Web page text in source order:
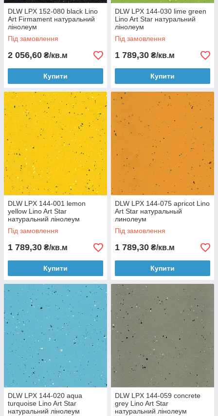
DLW LPX 152-080 black Lino
Art Firmament натуральний
лінолеум
Під замовлення
2 056,60 ₴/кв.м
Купити
DLW LPX 144-030 lime green
Lino Art Star натуральний
лінолеум
Під замовлення
1 789,30 ₴/кв.м
Купити
DLW LPX 144-001 lemon
yellow Lino Art Star
натуральний лінолеум
Під замовлення
1 789,30 ₴/кв.м
Купити
DLW LPX 144-075 apricot Lino
Art Star натуральный
линолеум
Під замовлення
1 789,30 ₴/кв.м
Купити
DLW LPX 144-020 aqua
turquoise Lino Art Star
натуральний лінолеум
DLW LPX 144-059 concrete
grey Lino Art Star
натуральний лінолеум